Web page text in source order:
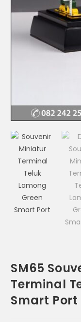
SM65
Terminal
Smart Port